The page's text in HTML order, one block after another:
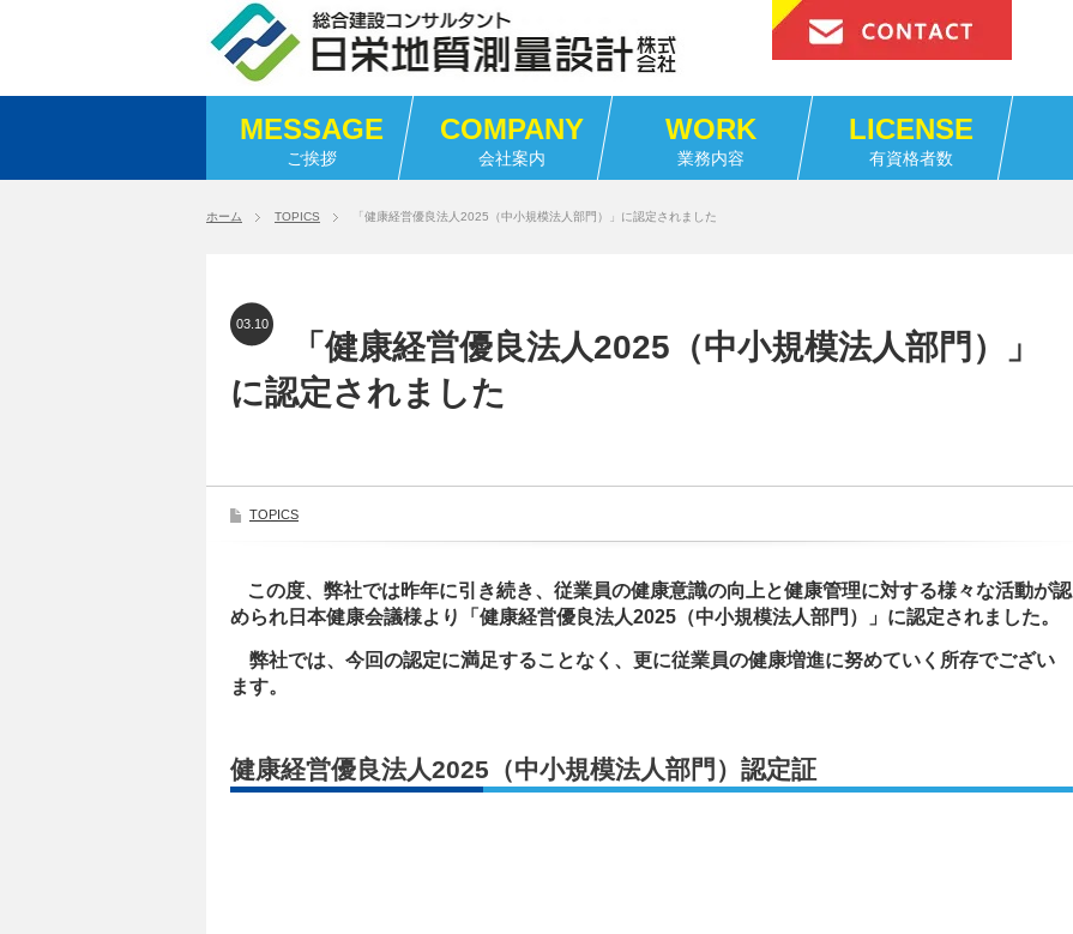
MESSAGE
ご挨拶
COMPANY
会社案内
WORK
業務内容
LICENSE
有資格者数
ホーム TOPICS 「健康経営優良法人2025（中小規模法人部門）」に認定されました
03.10
「健康経営優良法人2025（中小規模法人部門）」
に認定されました
TOPICS
この度、弊社では昨年に引き続き、従業員の健康意識の向上と健康管理に対する様々な活動が認
められ日本健康会議様より「健康経営優良法人2025（中小規模法人部門）」に認定されました。
弊社では、今回の認定に満足することなく、更に従業員の健康増進に努めていく所存でござい
ます。
健康経営優良法人2025（中小規模法人部門）認定証